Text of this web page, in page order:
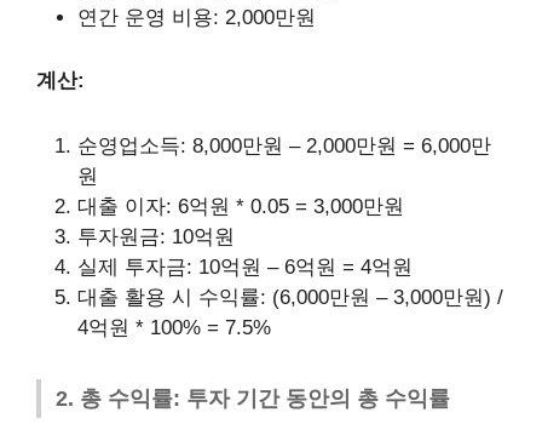
연간 운영 비용: 2,000만원
계산:
순영업소득: 8,000만원 – 2,000만원 = 6,000만
원
대출 이자: 6억원 * 0.05 = 3,000만원
투자원금: 10억원
실제 투자금: 10억원 – 6억원 = 4억원
대출 활용 시 수익률: (6,000만원 – 3,000만원) /
4억원 * 100% = 7.5%
2. 총 수익률: 투자 기간 동안의 총 수익률